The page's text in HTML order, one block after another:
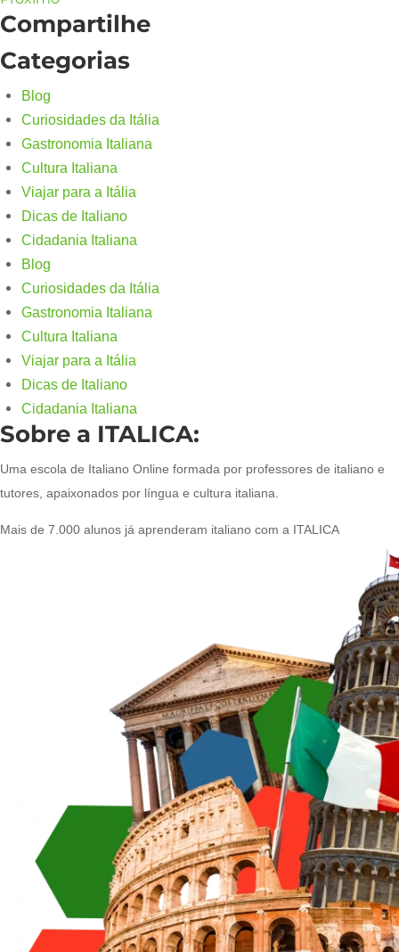
Compartilhe
Categorias
Blog
Curiosidades da Itália
Gastronomia Italiana
Cultura Italiana
Viajar para a Itália
Dicas de Italiano
Cidadania Italiana
Blog
Curiosidades da Itália
Gastronomia Italiana
Cultura Italiana
Viajar para a Itália
Dicas de Italiano
Cidadania Italiana
Sobre a ITALICA:
Uma escola de Italiano Online formada por professores de italiano e
tutores, apaixonados por língua e cultura italiana.
Mais de 7.000 alunos já aprenderam italiano com a ITALICA